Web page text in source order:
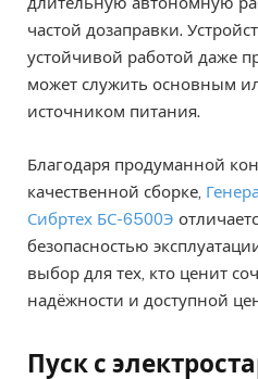
частой дозаправки.
устойчивой работой даже
может служить основным
источником питания.
Благодаря продуманной
качественной сборке,
Сибртех БС-6500Э
безопасностью
выбор для тех, кто ценит
надёжности и доступной
Пуск с